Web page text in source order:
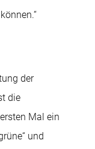
der
die
Mal ein
und